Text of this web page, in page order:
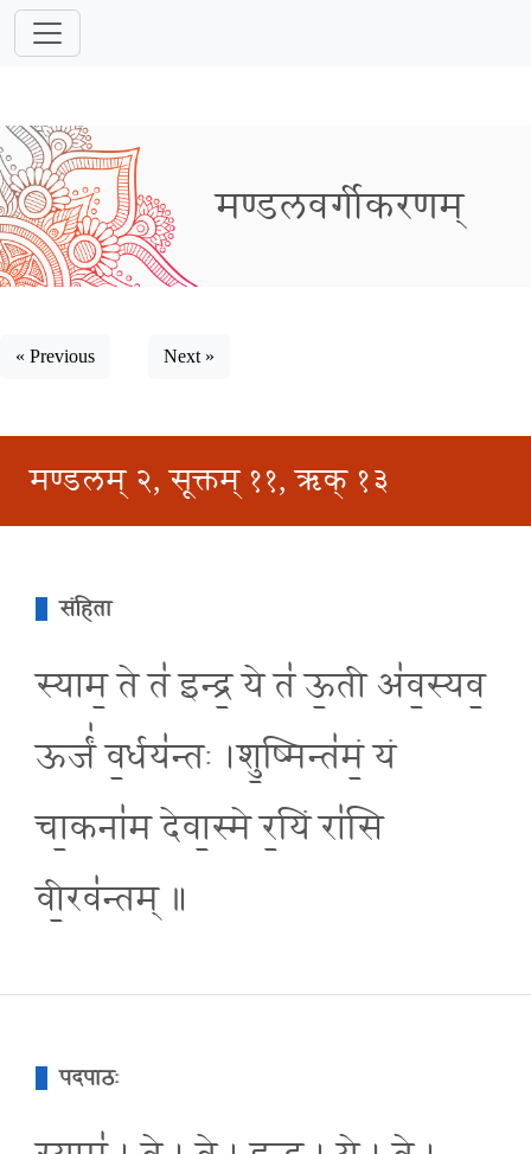
मण्डलवर्गीकरणम्
« Previous Next »
मण्डलम् २, सूक्तम् ११, ऋक् १३
संहिता
स्याम॒ ते त॑ इन्द्र॒ ये त॑ ऊ॒ती अ॑व॒स्यव॒
ऊर्जं॑ व॒र्धय॑न्तः ।शु॒ष्मिन्त॑मं॒ यं
चा॒कना॑म देवा॒स्मे र॒यिं रा॑सि
वी॒रव॑न्तम् ॥
पदपाठः